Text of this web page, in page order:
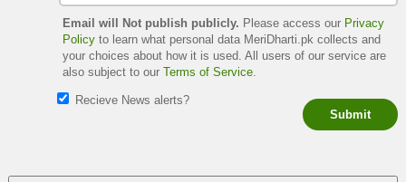
Email will Not publish publicly. Please access our Privacy
Policyto learn what personal data MeriDharti.pk collects and
your choices about how it is used. All users of our service are
also subject to our Terms of Service.
Recieve News alerts?
Submit